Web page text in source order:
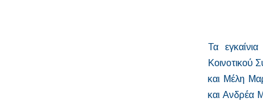
Τα
Κοινοτικού
και Μέλη
και Ανδρέα